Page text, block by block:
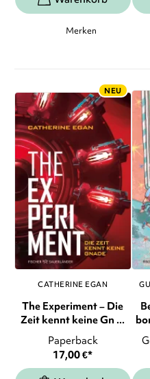
Merken
NEU
CATHERINE EGAN
The Experiment – Die
Zeit kennt keine Gn ...
Paperback
17,00€*